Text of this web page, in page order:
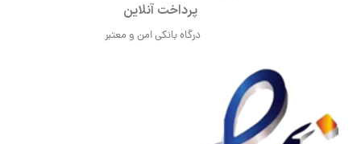
پرداخت آنلاین
درگاه بانکی امن و معتبر